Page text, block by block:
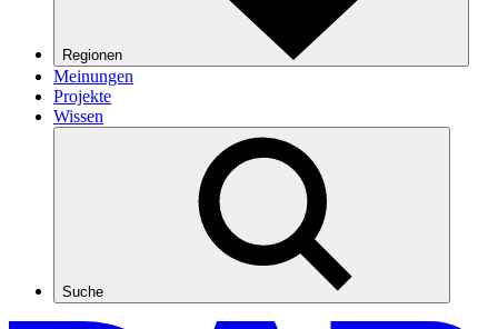
Regionen
Meinungen
Projekte
Wissen
Suche